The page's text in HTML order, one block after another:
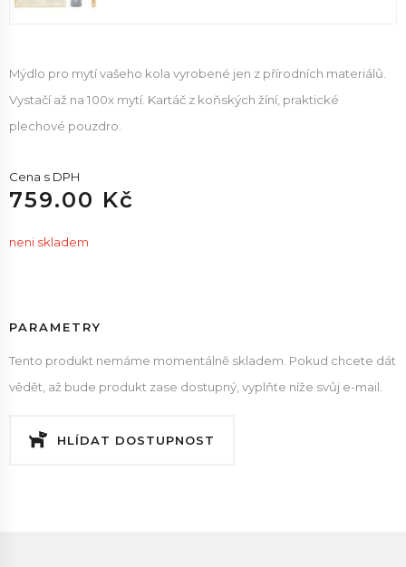
Mýdlo pro mytí vašeho kola vyrobené jen z přírodních materiálů.
Vystačí až na 100x mytí. Kartáč z koňských žíní, praktické
plechové pouzdro.
Cena s DPH
759.00 Kč
neni skladem
PARAMETRY
Tento produkt nemáme momentálně skladem. Pokud chcete dát
vědět, až bude produkt zase dostupný, vyplňte níže svůj e-mail.
HLÍDAT DOSTUPNOST